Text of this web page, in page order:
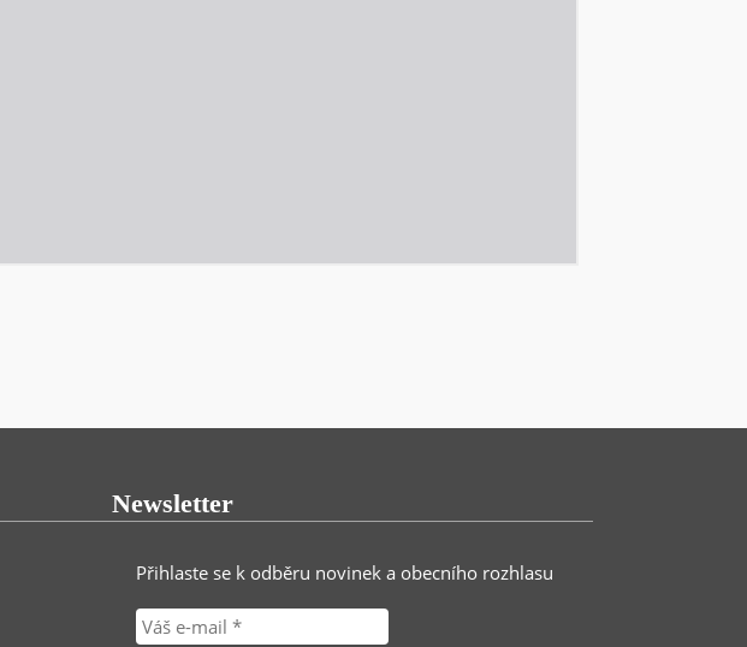
Newsletter
Přihlaste se k odběru novinek a obecního rozhlasu